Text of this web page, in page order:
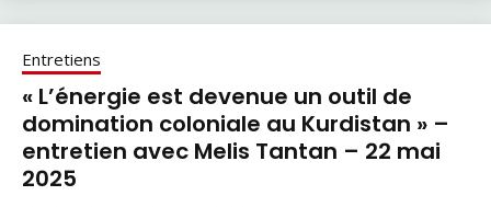
Entretiens
« L’énergie est devenue un outil de
domination coloniale au Kurdistan » –
entretien avec Melis Tantan – 22 mai
2025